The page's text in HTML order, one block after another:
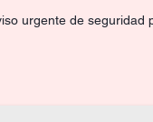
urgente de seguridad